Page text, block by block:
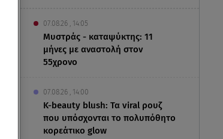
07.08.26 , 14:05
Μυστράς - καταψύκτης: 11
μήνες με αναστολή στον
55χρονο
07.08.26 , 14:00
K-beauty blush: Τα viral ρουζ
που υπόσχονται το πολυπόθητο
κορεάτικο glow